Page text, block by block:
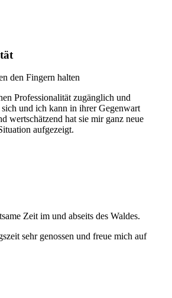
Professionalität zugänglich und
und ich kann in ihrer Gegenwart
wertschätzend hat sie mir ganz neue
aufgezeigt.
Zeit im und abseits des Waldes.
sehr genossen und freue mich auf